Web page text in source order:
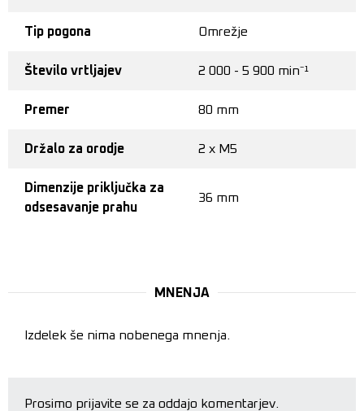
Tip pogona Omrežje
Število vrtljajev 2 000 - 5 900 min⁻¹
Premer 80 mm
Držalo za orodje 2 x M5
Dimenzije priključka za
odsesavanje prahu
36 mm
MNENJA
Izdelek še nima nobenega mnenja.
Prosimo prijavite se za oddajo komentarjev.